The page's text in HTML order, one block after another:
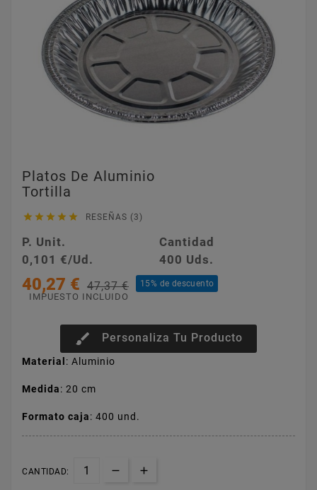
Platos De Aluminio
Tortilla
     RESEÑAS (3)
P. Unit.
Cantidad
0,101 €/Ud.
400 Uds.
40,27 € 47,37 € 15% de descuento
IMPUESTO INCLUIDO
brush Personaliza Tu Producto
Material : Aluminio
Medida: 20 cm
Formato caja: 400 und.
CANTIDAD: